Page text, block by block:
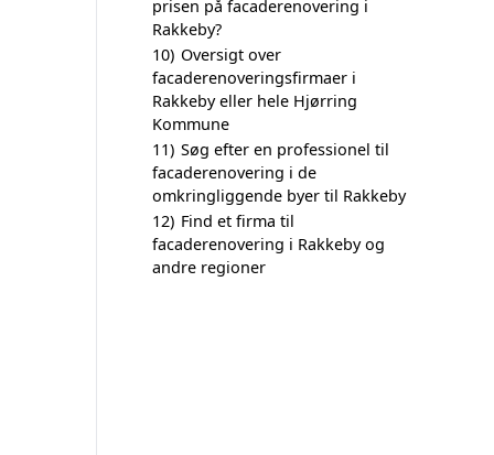
prisen på facaderenovering i
Rakkeby?
10) Oversigt over
facaderenoveringsfirmaer i
Rakkeby eller hele Hjørring
Kommune
11) Søg efter en professionel til
facaderenovering i de
omkringliggende byer til Rakkeby
12) Find et firma til
facaderenovering i Rakkeby og
andre regioner